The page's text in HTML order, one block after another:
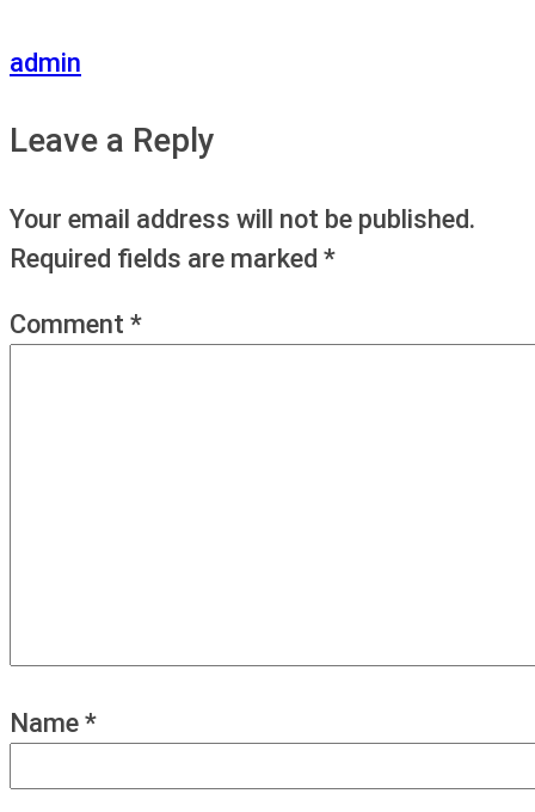
admin
Leave a Reply
Your email address will not be published.
Required fields are marked *
Comment *
Name *